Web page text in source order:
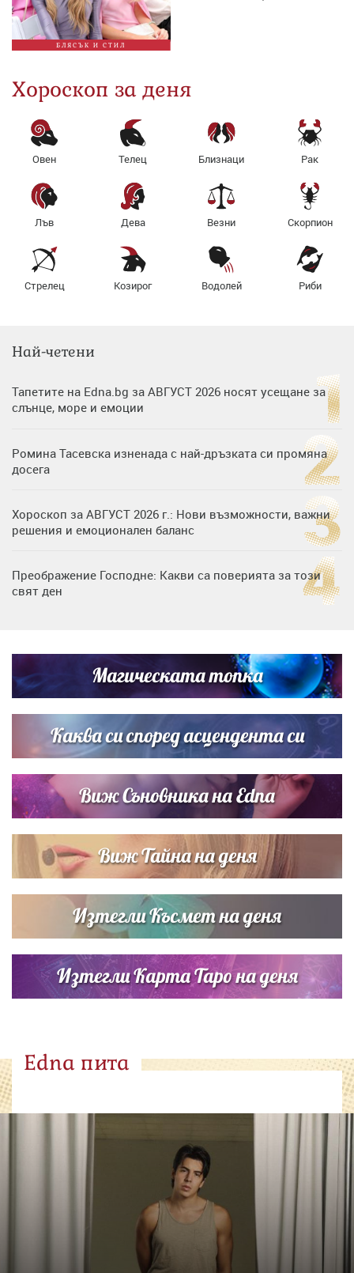
БЛЯСЪК И СТИЛ
Хороскоп за деня
Овен Телец Близнаци Рак
Лъв Дева Везни Скорпион
Стрелец Козирог Водолей Риби
Най-четени
Тапетите на Edna.bg за АВГУСТ 2026 носят усещане за
слънце, море и емоции
Ромина Тасевска изненада с най-дръзката си промяна
досега
Хороскоп за АВГУСТ 2026 г.: Нови възможности, важни
решения и емоционален баланс
Преображение Господне: Какви са поверията за този
свят ден
си деца на семейна морска приказка
Звездна ваканция в Майорка: Дженифър Анистън,
Кортни Кокс и Джим Къртис заедно на яхта
Магическата топка
Каква си според асцендента си
Виж Съновника на Edna
Виж Тайна на деня
Изтегли Късмет на деня
Изтегли Карта Таро на деня
Edna пита